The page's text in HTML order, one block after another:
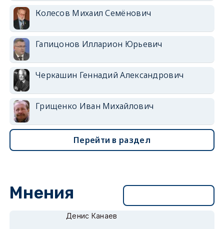
Колесов Михаил Семёнович
Гапицонов Илларион Юрьевич
Черкашин Геннадий Александрович
Грищенко Иван Михайлович
Перейти в раздел
Мнения
Денис Канаев